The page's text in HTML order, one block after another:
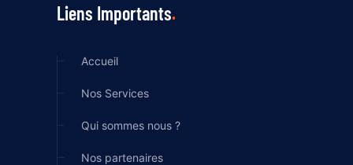
Liens Importants
Accueil
Nos Services
Qui sommes nous ?
Nos partenaires